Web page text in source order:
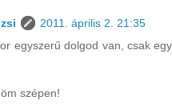
2011. április 2. 21:35
egyszerű dolgod van, csak
szépen!